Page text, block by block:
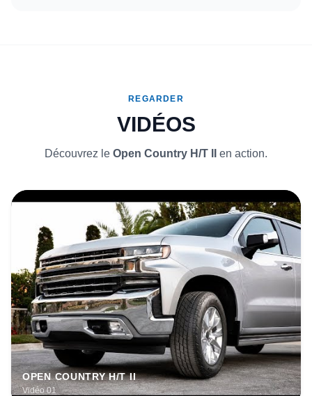
REGARDER
VIDÉOS
Découvrez le Open Country H/T II en action.
OPEN COUNTRY H/T II
Vidéo 01